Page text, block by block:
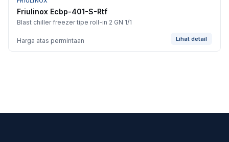
Friulinox Ecbp-401-S-Rtf
Blast chiller freezer tipe roll-in 2 GN 1/1
Harga atas permintaan Lihat detail